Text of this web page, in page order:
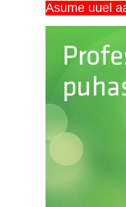
Asume uuel